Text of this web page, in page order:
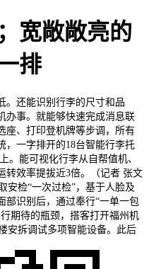
宽敞敞亮的
排
还能识别行李的尺寸和品
办事。就能够快速完成消息联
座、打印登机牌等步调，所有
，一字排开的18台智能行李托
。能可视化行李从自帮值机、
转效率提拔近3倍。（记者 张文
安检“一次过检”，基于人脸及
部识别后，通过奉行“一单一包
期待的瓶颈，搭客打开福州机
安拆调试多项智能设备。此后